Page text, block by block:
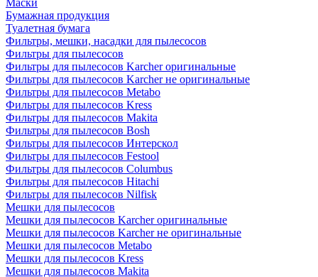
Маски
Бумажная продукция
Туалетная бумага
Фильтры, мешки, насадки для пылесосов
Фильтры для пылесосов
Фильтры для пылесосов Karcher оригинальные
Фильтры для пылесосов Karcher не оригинальные
Фильтры для пылесосов Metabo
Фильтры для пылесосов Kress
Фильтры для пылесосов Makita
Фильтры для пылесосов Bosh
Фильтры для пылесосов Интерскол
Фильтры для пылесосов Festool
Фильтры для пылесосов Columbus
Фильтры для пылесосов Hitachi
Фильтры для пылесосов Nilfisk
Мешки для пылесосов
Мешки для пылесосов Karcher оригинальные
Мешки для пылесосов Karcher не оригинальные
Мешки для пылесосов Metabo
Мешки для пылесосов Kress
Мешки для пылесосов Makita